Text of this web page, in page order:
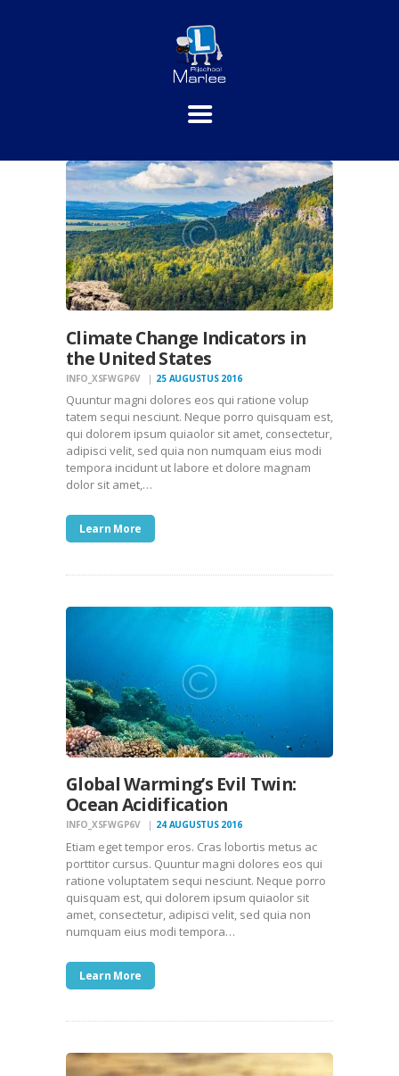
PRAKTIJKLESSEN
INSCHRIJVEN
CONTACT
Climate Change Indicators in
the United States
INFO_XSFWGP6V 25 AUGUSTUS 2016
Quuntur magni dolores eos qui ratione volup
tatem sequi nesciunt. Neque porro quisquam est,
qui dolorem ipsum quiaolor sit amet, consectetur,
adipisci velit, sed quia non numquam eius modi
tempora incidunt ut labore et dolore magnam
dolor sit amet,…
Learn More
Global Warming’s Evil Twin:
Ocean Acidification
INFO_XSFWGP6V 24 AUGUSTUS 2016
Etiam eget tempor eros. Cras lobortis metus ac
porttitor cursus. Quuntur magni dolores eos qui
ratione voluptatem sequi nesciunt. Neque porro
quisquam est, qui dolorem ipsum quiaolor sit
amet, consectetur, adipisci velit, sed quia non
numquam eius modi tempora…
Learn More